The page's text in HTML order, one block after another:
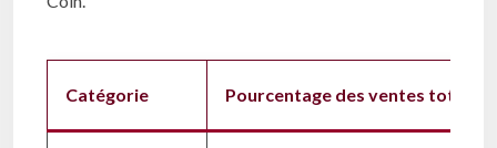
Catégorie Pourcentage des ventes totales